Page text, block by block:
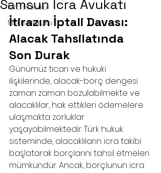
İcra Hukuku
Miras Hukuku
Samsun İcra Avukatı
İtirazın İptali Davası:
Alacak Tahsilatında
Son Durak
Günümüz ticari ve hukuki
ilişkilerinde, alacak-borç dengesi
zaman zaman bozulabilmekte ve
alacaklılar, hak ettikleri ödemelere
ulaşmakta zorluklar
yaşayabilmektedir. Türk hukuk
sisteminde, alacaklıların icra takibi
başlatarak borçlarını tahsil etmeleri
mümkündür. Ancak, borçlunun icra